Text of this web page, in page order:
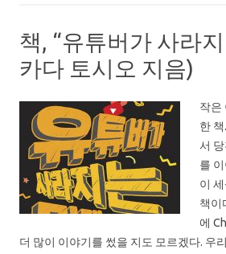
책, “유튜버가 사라
카다 토시오 지음)
작은
한
서
를
이
책이
에
더 많이 이야기를 썼을 지도 모르겠다. 우